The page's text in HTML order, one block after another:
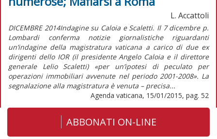
L. Accattoli
DICEMBRE 2014Indagine su Caloia e Scaletti. Il 7 dicembre p.
Lombardi conferma notizie giornalistiche riguardanti
un’indagine della magistratura vaticana a carico di due ex
dirigenti dello IOR (il presidente Angelo Caloia e il direttore
generale Lelio Scaletti) «per un’ipotesi di peculato per
operazioni immobiliari avvenute nel periodo 2001-2008». La
segnalazione alla magistratura è venuta – precisa...
Agenda vaticana, 15/01/2015, pag. 52
ABBONATI ON-LINE